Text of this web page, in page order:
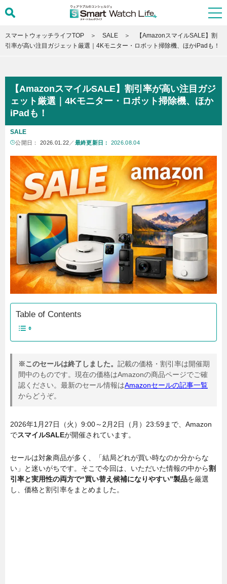
スマートウォッチライフTOP SALE
【AmazonスマイルSALE】割
引率が高い注目ガジェット厳選｜4Kモニター・ロボット掃除機、ほかiPadも！
【AmazonスマイルSALE】割引率が高い注目ガジ
ェット厳選｜4Kモニター・ロボット掃除機、ほか
iPadも！
SALE
公開日： 2026.01.22 ／ 最終更新日： 2026.08.04
Table of Contents
※このセールは終了しました。 記載の価格・割引率は開催期
間中のものです。現在の価格はAmazonの商品ページでご確
認ください。最新のセール情報はAmazonセールの記事一覧
からどうぞ。
2026年1月27日（火）9:00～2月2日（月）23:59まで、Amazon
でスマイルSALEが開催されています。
セールは対象商品が多く、「結局どれが買い時なのか分からな
い」と迷いがちです。そこで今回は、いただいた情報の中から割
引率と実用性の両方で“買い替え候補になりやすい”製品を厳選
し、価格と割引率をまとめました。